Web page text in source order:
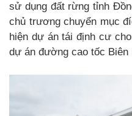
sử dụng đất rừng tỉnh
chủ trương chuyển mục
hiện dự án tái định cư
dự án đường cao tốc Biên